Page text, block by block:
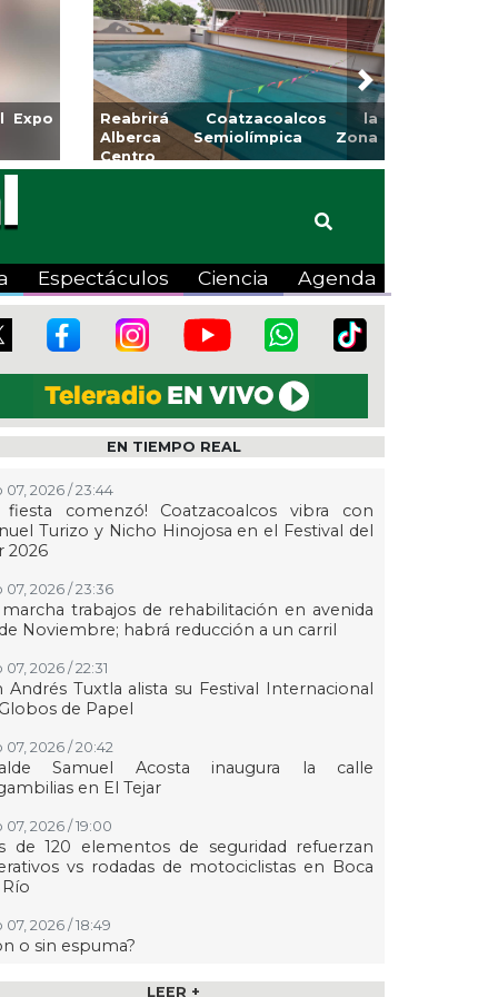
Expo
Reabrirá Coatzacoalcos la
Alberca Semiolímpica Zona
Centro
Next
Espectáculos Ciencia Agenda
EN TIEMPO REAL
07, 2026 / 23:44
fiesta comenzó! Coatzacoalcos vibra con
Turizo y Nicho Hinojosa en el Festival del
2026
07, 2026 / 23:36
trabajos de rehabilitación en avenida
Noviembre; habrá reducción a un carril
2026 / 22:31
Andrés Tuxtla alista su Festival Internacional
de Papel
07, 2026 / 20:42
Samuel Acosta inaugura la calle
en El Tejar
07, 2026 / 19:00
de 120 elementos de seguridad refuerzan
vs rodadas de motociclistas en Boca
07, 2026 / 18:49
o sin espuma?
07, 2026 / 18:20 LEER +